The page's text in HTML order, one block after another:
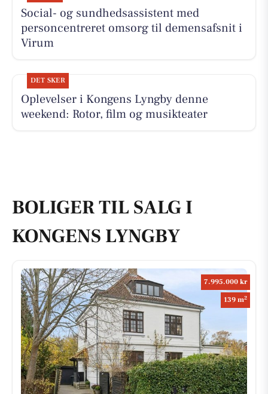
Social- og sundhedsassistent med
personcentreret omsorg til demensafsnit i
Virum
DET SKER
Oplevelser i Kongens Lyngby denne
weekend: Rotor, film og musikteater
BOLIGER TIL SALG I
KONGENS LYNGBY
7.995.000 kr
139 m2